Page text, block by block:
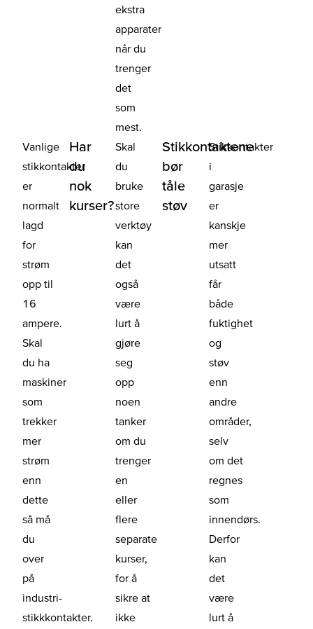
ekstra
apparater
når du
trenger
det
som
mest.
Vanlige
stikkontakter
er
normalt
lagd
for
strøm
opp til
16
ampere.
Skal
du ha
maskiner
som
trekker
mer
strøm
enn
dette
så må
du
over
på
industri-
stikkkontakter.
Har
du
nok
kurser?
Skal
du
bruke
store
verktøy
kan
det
også
være
lurt å
gjøre
seg
opp
noen
tanker
om du
trenger
en
eller
flere
separate
kurser,
for å
sikre at
ikke
Stikkontaktene
bør
tåle
støv
Stikkontakter
i
garasje
er
kanskje
mer
utsatt
får
både
fuktighet
og
støv
enn
andre
områder,
selv
om det
regnes
som
innendørs.
Derfor
kan
det
være
lurt å